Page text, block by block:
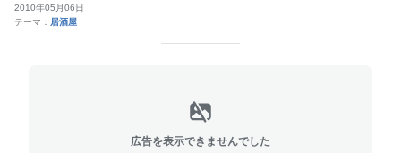
2010年05月06日
テーマ： 居酒屋
広告を表示できませんでした